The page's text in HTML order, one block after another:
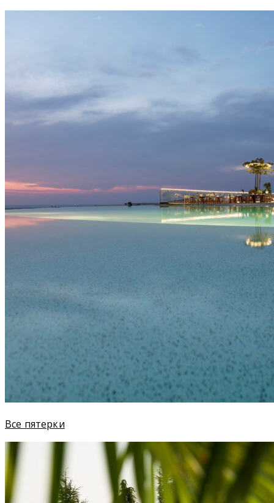
Все пятерки